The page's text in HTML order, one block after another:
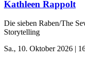
Kathleen Rappolt
Die sieben Raben/The
Storytelling
Sa., 10. Oktober 2026 |